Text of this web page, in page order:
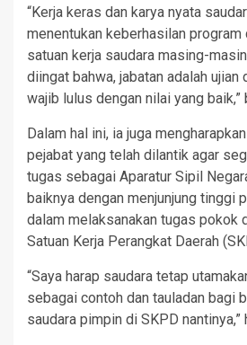
“Kerja keras dan karya nyata
menentukan keberhasilan program
satuan kerja saudara masing-
diingat bahwa, jabatan adalah ujian
wajib lulus dengan nilai yang baik,”
Dalam hal ini, ia juga
pejabat yang telah dilantik agar
tugas sebagai Aparatur Sipil
baiknya dengan menjunjung tinggi
dalam melaksanakan tugas pokok
Satuan Kerja Perangkat Daerah
“Saya harap saudara tetap
sebagai contoh dan tauladan bagi
saudara pimpin di SKPD nantinya,”